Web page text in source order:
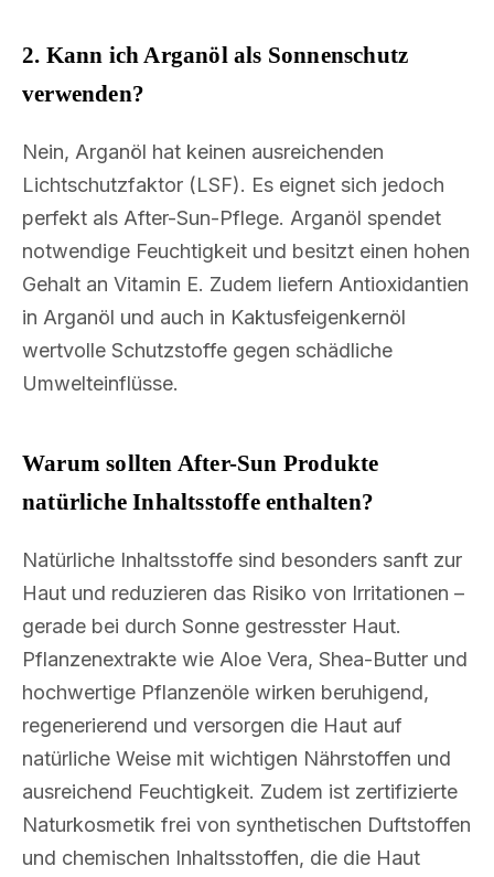
2. Kann ich Arganöl als Sonnenschutz
verwenden?
Nein, Arganöl hat keinen ausreichenden
Lichtschutzfaktor (LSF). Es eignet sich jedoch
perfekt als After-Sun-Pflege. Arganöl spendet
notwendige Feuchtigkeit und besitzt einen hohen
Gehalt an Vitamin E. Zudem liefern Antioxidantien
in Arganöl und auch in Kaktusfeigenkernöl
wertvolle Schutzstoffe gegen schädliche
Umwelteinflüsse.
Warum sollten After-Sun Produkte
natürliche Inhaltsstoffe enthalten?
Natürliche Inhaltsstoffe sind besonders sanft zur
Haut und reduzieren das Risiko von Irritationen –
gerade bei durch Sonne gestresster Haut.
Pflanzenextrakte wie Aloe Vera, Shea-Butter und
hochwertige Pflanzenöle wirken beruhigend,
regenerierend und versorgen die Haut auf
natürliche Weise mit wichtigen Nährstoffen und
ausreichend Feuchtigkeit. Zudem ist zertifizierte
Naturkosmetik frei von synthetischen Duftstoffen
und chemischen Inhaltsstoffen, die die Haut